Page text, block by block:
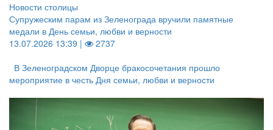
Новости столицы
Супружеским парам из Зеленограда вручили памятные
медали в День семьи, любви и верности
13.07.2026 13:39 |
2737
В Зеленоградском Дворце бракосочетания прошло
мероприятие в честь Дня семьи, любви и верности